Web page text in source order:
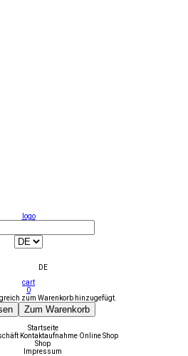
logo
DE
cart
0
zum Warenkorb hinzugefügt.
Zum Warenkorb
Startseite
Kontaktaufnahme Online Shop
Shop
Impressum